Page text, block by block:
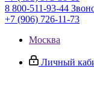
8 800-511-93-44
+7 (906) 726-11-73
Москва
Личный